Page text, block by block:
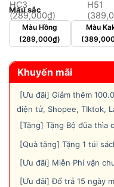
Màu sắc
Màu Hồng
(289,000₫)
Màu
Khuyến mãi
[Ưu đãi] Giảm thêm
điện tử, Shopee, TIktok,
[Tặng] Tặng Bộ đũa thìa
[Quà tặng] Tặng 1 túi
[Ưu đãi] Miễn Phí vận
[Ưu đãi] Đổ trả 15 ngày